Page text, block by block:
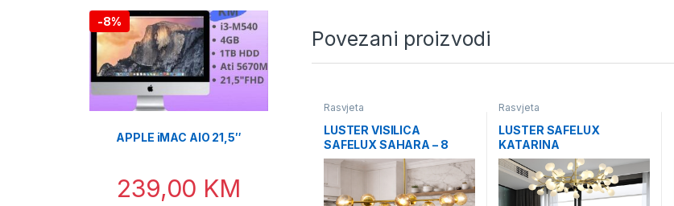
Povezani proizvodi
Rasvjeta
LUSTER VISILICA
SAFELUX SAHARA – 8
KUGLI
Rasvjeta
LUSTER SAFELUX
KATARINA
-8%
APPLE iMAC AIO 21,5″
239,00 KM